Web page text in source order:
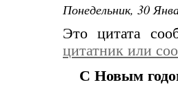
Понедельник, 30
Это цитата
цитатник или
С Новым